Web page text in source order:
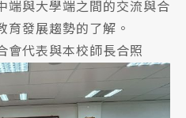
端與大學端之間的交流與合
育發展趨勢的了解。
會代表與本校師長合照